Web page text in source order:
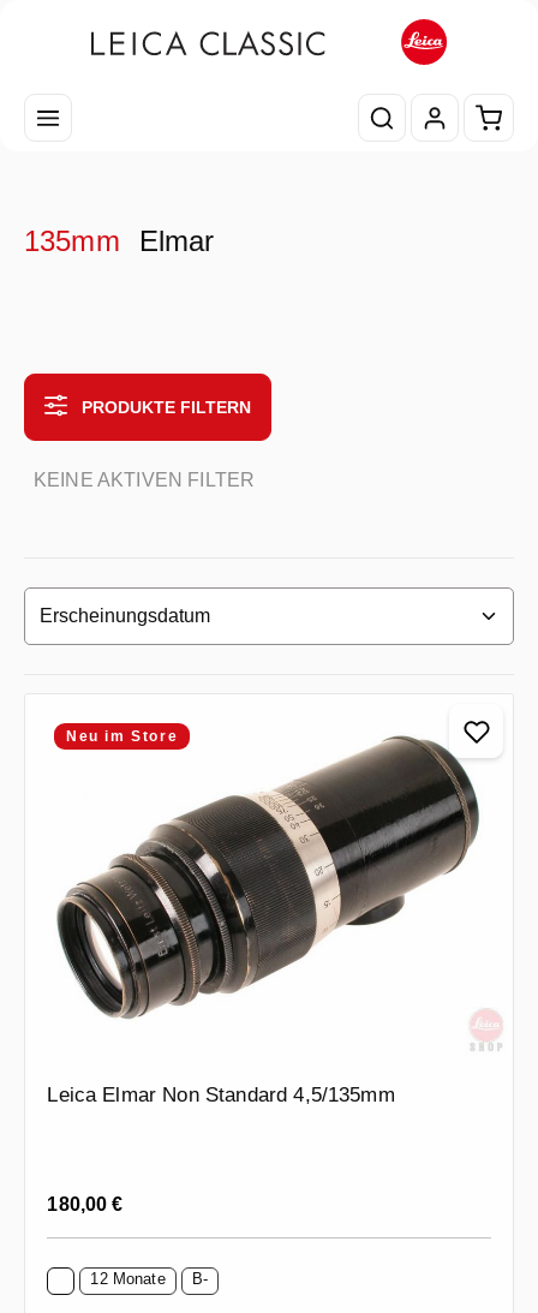
135mm Elmar
PRODUKTE FILTERN
KEINE AKTIVEN FILTER
Neu im Store
Leica Elmar Non Standard 4,5/135mm
Regulärer Preis:
180,00 €
12 Monate B-